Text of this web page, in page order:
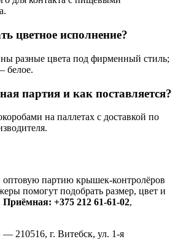
цветное исполнение?
разные цвета под фирменный стиль;
белое.
партия и как поставляется?
на паллетах с доставкой по
оптовую партию крышек-контролёров
помогут подобрать размер, цвет и
Приёмная: +375 212 61-61-02,
— 210516, г. Витебск, ул. 1-я